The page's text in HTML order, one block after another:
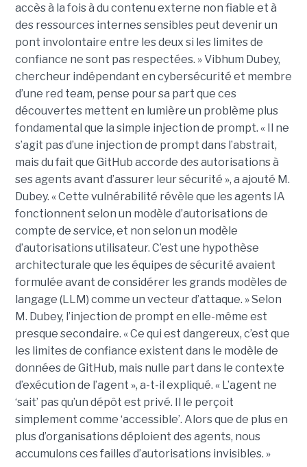
accès à la fois à du contenu externe non fiable et à
des ressources internes sensibles peut devenir un
pont involontaire entre les deux si les limites de
confiance ne sont pas respectées. » Vibhum Dubey,
chercheur indépendant en cybersécurité et membre
d’une red team, pense pour sa part que ces
découvertes mettent en lumière un problème plus
fondamental que la simple injection de prompt. « Il ne
s’agit pas d’une injection de prompt dans l’abstrait,
mais du fait que GitHub accorde des autorisations à
ses agents avant d’assurer leur sécurité », a ajouté M.
Dubey. « Cette vulnérabilité révèle que les agents IA
fonctionnent selon un modèle d’autorisations de
compte de service, et non selon un modèle
d’autorisations utilisateur. C’est une hypothèse
architecturale que les équipes de sécurité avaient
formulée avant de considérer les grands modèles de
langage (LLM) comme un vecteur d’attaque. » Selon
M. Dubey, l’injection de prompt en elle-même est
presque secondaire. « Ce qui est dangereux, c’est que
les limites de confiance existent dans le modèle de
données de GitHub, mais nulle part dans le contexte
d’exécution de l’agent », a-t-il expliqué. « L’agent ne
‘sait’ pas qu’un dépôt est privé. Il le perçoit
simplement comme ‘accessible’. Alors que de plus en
plus d’organisations déploient des agents, nous
accumulons ces failles d’autorisations invisibles. »